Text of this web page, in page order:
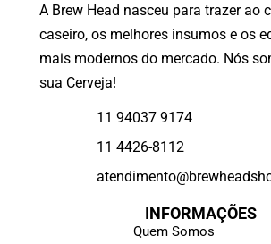
A Brew Head nasceu para trazer ao
caseiro, os melhores insumos e os
mais modernos do mercado. Nós
sua Cerveja!
11 94037 9174
11 4426-8112
INFORMAÇÕES
Quem Somos